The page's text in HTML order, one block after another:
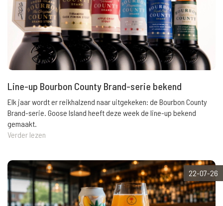
Line-up Bourbon County Brand-serie bekend
Elk jaar wordt er reikhalzend naar uitgekeken: de Bourbon County
Brand-serie. Goose Island heeft deze week de line-up bekend
gemaakt.
Verder lezen
22-07-26